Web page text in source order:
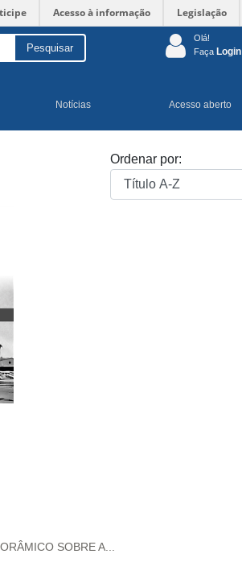
Acesso à informação Legislação
Pesquisar
Olá!
Faça Login
Notícias Acesso aberto
Ordenar por:
SOBRE A...